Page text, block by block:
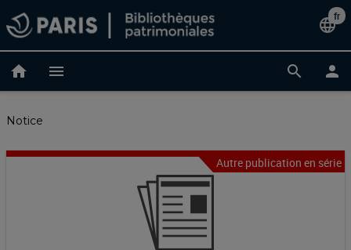
au
contenu
language
de
fr
home menu search person
Notice
Autre publication en série